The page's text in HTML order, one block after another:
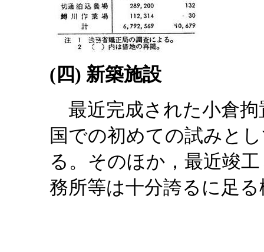
(四) 新築施設
最近完成された小倉拘
国での初めての試みと
る。そのほか，最近竣
務所等は十分誇るに足